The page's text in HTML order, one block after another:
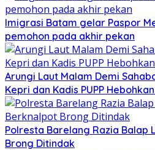
Imigrasi Batam gelar Paspor
pemohon pada akhir pekan
Arungi Laut Malam Demi
Kepri dan Kadis PUPP
Polresta Barelang Razia Balap
Brong Ditindak